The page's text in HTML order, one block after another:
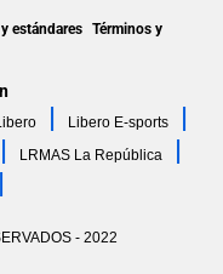
estándares Términos y
Libero E-sports
LRMAS La República
- 2022